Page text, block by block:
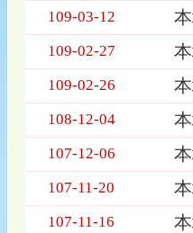
座
會
表，
109-03-12
109-02-27
109-02-26
108-12-04
107-12-06
107-11-20
107-11-16